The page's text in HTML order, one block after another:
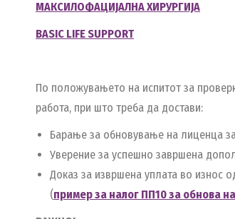
МАКСИЛОФАЦИЈАЛНА ХИРУРГИЈА
BASIC LIFE SUPPORT
По положувањето на испитот за
работа, при што треба да достави:
Барање за обновување на лиценца
Уверение за успешно завршена
Доказ за извршена уплата во износ
(пример за налог ПП10 за обнова